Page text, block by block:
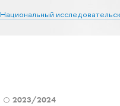
Национальный
2023/2024